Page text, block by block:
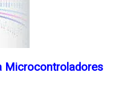
Microcontroladores